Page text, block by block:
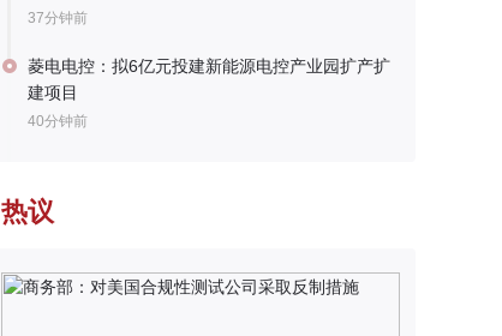
37分钟前
菱电电控：拟6亿元投建新能源电控产业园扩产扩
建项目
40分钟前
热议